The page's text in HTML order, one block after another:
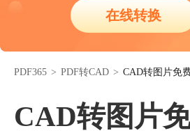
在线转换
PDF365 > PDF转CAD > CAD转图片免
CAD转图片